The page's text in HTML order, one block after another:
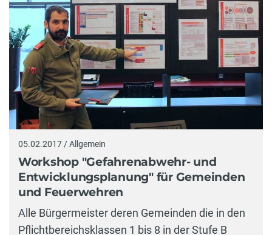
05.02.2017 / Allgemein
Workshop "Gefahrenabwehr- und
Entwicklungsplanung" für Gemeinden
und Feuerwehren
Alle Bürgermeister deren Gemeinden die in den
Pflichtbereichsklassen 1 bis 8 in der Stufe B